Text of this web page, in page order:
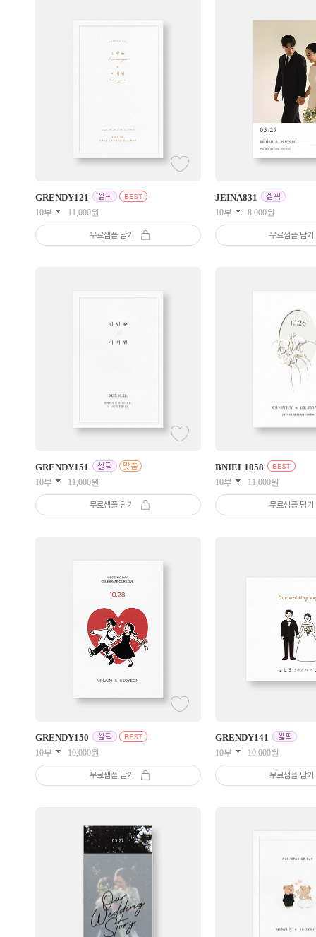
GRENDY121
10부 11,000원
무료샘플 담기
JEINA831
10부 8,000원
무료샘플 담기
GRENDY151
10부 11,000원
무료샘플 담기
BNIEL1058
10부 11,000원
무료샘플 담기
GRENDY150
10부 10,000원
무료샘플 담기
GRENDY141
10부 10,000원
무료샘플 담기